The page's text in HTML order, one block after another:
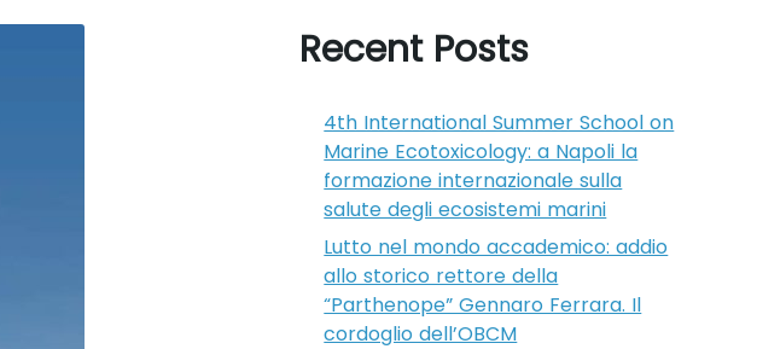
Recent Posts
4th International Summer School on
Marine Ecotoxicology: a Napoli la
formazione internazionale sulla
salute degli ecosistemi marini
Lutto nel mondo accademico: addio
allo storico rettore della
“Parthenope” Gennaro Ferrara. Il
cordoglio dell’OBCM